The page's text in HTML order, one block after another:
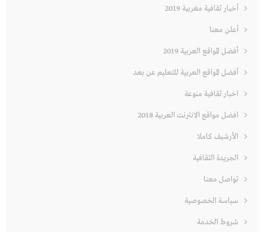
أخبار ثقافية مغربية 2019
أعلن معنا
أفضل المواقع العربية 2019
أفضل المواقع العربية للتعليم عن بعد
اخبار ثقافية منوعة
افضل مواقع الانترنت العربية 2018
الأرشيف كاملا
الجريدة الثقافية
تواصل معنا
سياسة الخصوصية
شروط الخدمة